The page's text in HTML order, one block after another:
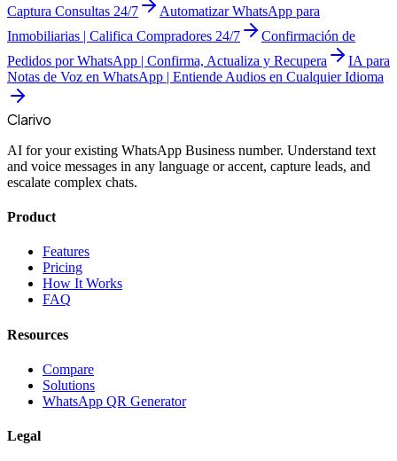
Captura Consultas 24/7
Automatizar WhatsApp para
Inmobiliarias | Califica Compradores 24/7
Confirmación de
Pedidos por WhatsApp | Confirma, Actualiza y Recupera
IA para
Notas de Voz en WhatsApp | Entiende Audios en Cualquier Idioma
Clarivo
AI for your existing WhatsApp Business number. Understand text
and voice messages in any language or accent, capture leads, and
escalate complex chats.
Product
Features
Pricing
How It Works
FAQ
Resources
Compare
Solutions
WhatsApp QR Generator
Legal